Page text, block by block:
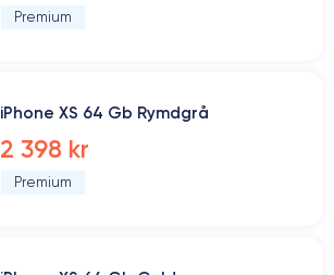
Premium
iPhone XS 64 Gb Rymdgrå
2 398 kr
Premium